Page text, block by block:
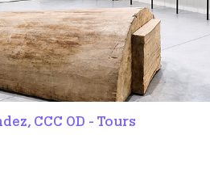
CCC OD - Tours